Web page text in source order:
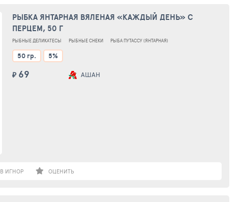
РЫБКА ЯНТАРНАЯ ВЯЛЕНАЯ «КАЖДЫЙ ДЕНЬ» С
ПЕРЦЕМ, 50 Г
РЫБНЫЕ ДЕЛИКАТЕСЫ РЫБНЫЕ СНЕКИ РЫБА ПУТАССУ (ЯНТАРНАЯ)
50 гр. 5%
₽ 69 АШАН
В ИГНОР ОЦЕНИТЬ